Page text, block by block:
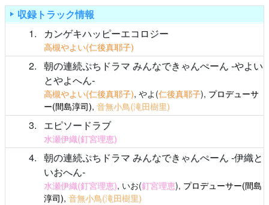
収録トラック情報
1
カンゲキハッピーエコロジー
高槻やよい(仁後真耶子)
2
朝の連続ぷちドラマ みんなできゃんぺーん -やよい
とやよへん-
高槻やよい(仁後真耶子), やよ(仁後真耶子), プロデューサ
ー(間島淳司), 音無小鳥(滝田樹里)
3 エピソードラブ
水瀬伊織(釘宮理恵)
4
朝の連続ぷちドラマ みんなできゃんぺーん -伊織と
いおへん-
水瀬伊織(釘宮理恵), いお(釘宮理恵), プロデューサー(間島
淳司), 音無小鳥(滝田樹里)